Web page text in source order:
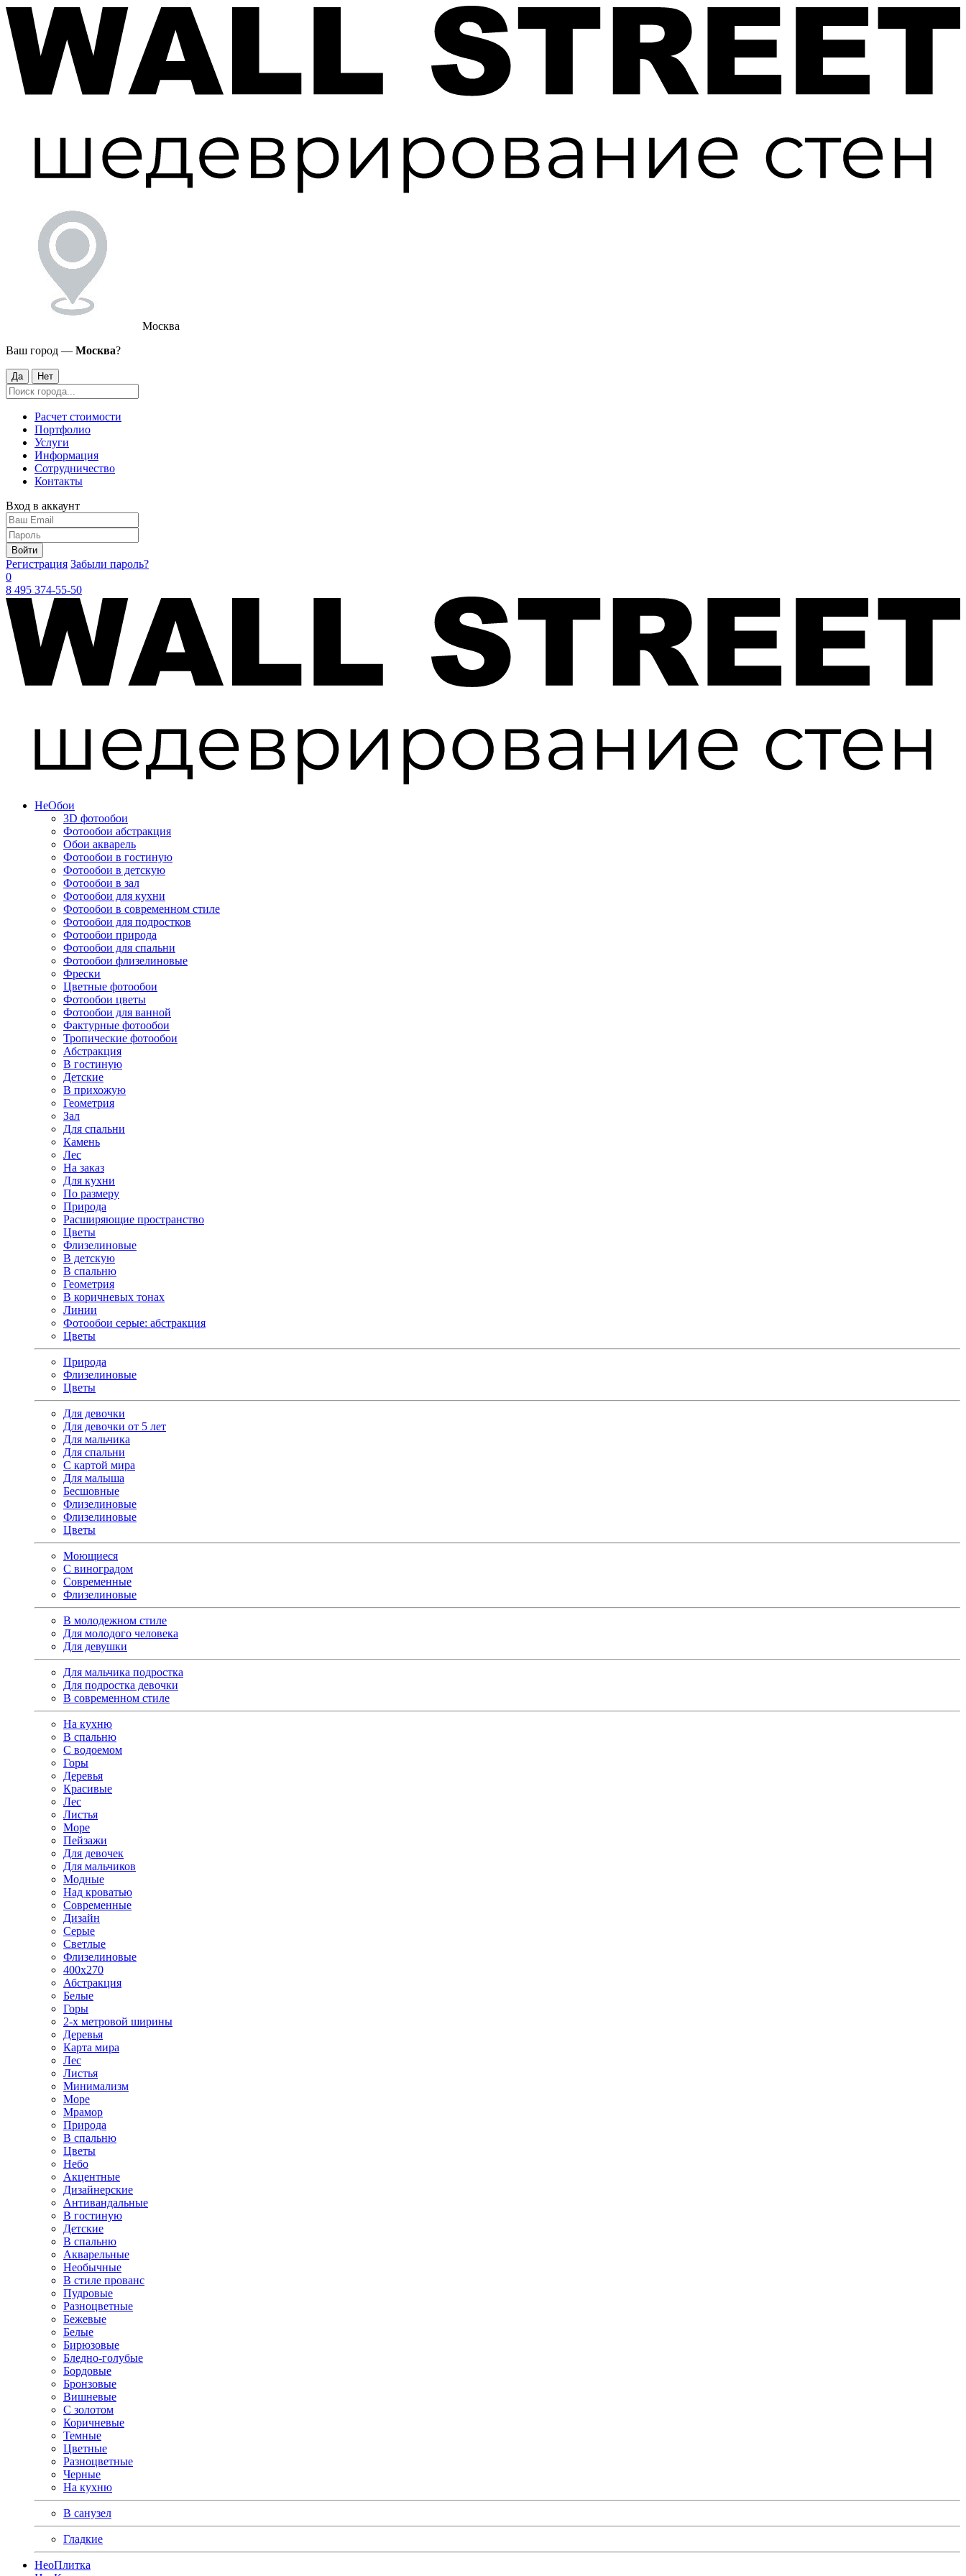
Москва
Ваш город — Москва?
Да Нет
Расчет стоимости
Портфолио
Услуги
Информация
Сотрудничество
Контакты
Вход в аккаунт
Войти
Регистрация Забыли пароль?
0
8 495 374-55-50
НеОбои
3D фотообои
Фотообои абстракция
Обои акварель
Фотообои в гостиную
Фотообои в детскую
Фотообои в зал
Фотообои для кухни
Фотообои в современном стиле
Фотообои для подростков
Фотообои природа
Фотообои для спальни
Фотообои флизелиновые
Фрески
Цветные фотообои
Фотообои цветы
Фотообои для ванной
Фактурные фотообои
Тропические фотообои
Абстракция
В гостиную
Детские
В прихожую
Геометрия
Зал
Для спальни
Камень
Лес
На заказ
Для кухни
По размеру
Природа
Расширяющие пространство
Цветы
Флизелиновые
В детскую
В спальню
Геометрия
В коричневых тонах
Линии
Фотообои серые: абстракция
Цветы
Природа
Флизелиновые
Цветы
Для девочки
Для девочки от 5 лет
Для мальчика
Для спальни
С картой мира
Для малыша
Бесшовные
Флизелиновые
Флизелиновые
Цветы
Моющиеся
С виноградом
Современные
Флизелиновые
В молодежном стиле
Для молодого человека
Для девушки
Для мальчика подростка
Для подростка девочки
В современном стиле
На кухню
В спальню
С водоемом
Горы
Деревья
Красивые
Лес
Листья
Море
Пейзажи
Для девочек
Для мальчиков
Модные
Над кроватью
Современные
Дизайн
Серые
Светлые
Флизелиновые
400х270
Абстракция
Белые
Горы
2-х метровой ширины
Деревья
Карта мира
Лес
Листья
Минимализм
Море
Мрамор
Природа
В спальню
Цветы
Небо
Акцентные
Дизайнерские
Антивандальные
В гостиную
Детские
В спальню
Акварельные
Необычные
В стиле прованс
Пудровые
Разноцветные
Бежевые
Белые
Бирюзовые
Бледно-голубые
Бордовые
Бронзовые
Вишневые
С золотом
Коричневые
Темные
Цветные
Разноцветные
Черные
На кухню
В санузел
Гладкие
НеоПлитка